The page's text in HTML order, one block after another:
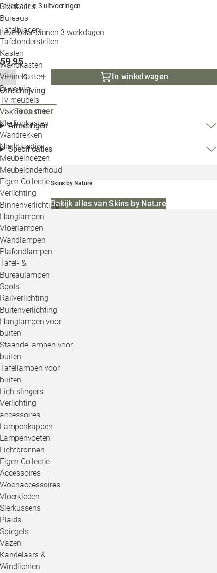
Sidetables
Bureaus
Tafelbladen
Tafelonderstellen
Kasten
Wandkasten
Vitrinekasten
Dressoirs
Tv meubels
Vakkenkasten
Kledingkasten
Wandrekken
Nachtkastjes
Meubelhoezen
Meubelonderhoud
Eigen Collectie
Verlichting
Binnenverlichting
Hanglampen
Vloerlampen
Wandlampen
Plafondlampen
Tafel- &
Bureaulampen
Spots
Railverlichting
Buitenverlichting
Hanglampen voor
buiten
Staande lampen voor
buiten
Tafellampen voor
buiten
Lichtslingers
Verlichting
accessoires
Lampenkappen
Lampenvoeten
Lichtbronnen
Eigen Collectie
Accessoires
Woonaccessoires
Vloerkleden
Sierkussens
Plaids
Spiegels
Vazen
Kandelaars &
Windlichten
Leverbaar in 3 uitvoeringen
Leverbaar binnen 3 werkdagen
59,95
In winkelwagen
Omschrijving
Toon meer
Afmetingen
Specificaties
Skins by Nature
Bekijk alles van Skins by Nature